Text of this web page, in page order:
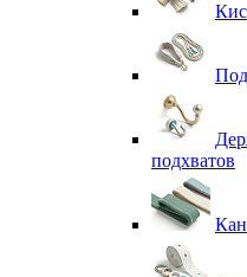
подхватов